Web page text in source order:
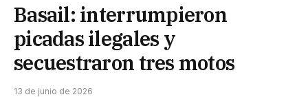
Basail: interrumpieron
picadas ilegales y
secuestraron tres motos
13 de junio de 2026